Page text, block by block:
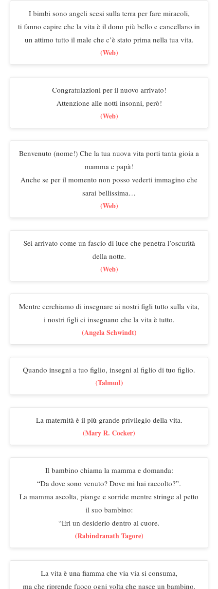
I bimbi sono angeli scesi sulla terra per fare miracoli,
ti fanno capire che la vita è il dono più bello e cancellano in
un attimo tutto il male che c’è stato prima nella tua vita.
(Web)
Congratulazioni per il nuovo arrivato!
Attenzione alle notti insonni, però!
(Web)
Benvenuto (nome!) Che la tua nuova vita porti tanta gioia a
mamma e papà!
Anche se per il momento non posso vederti immagino che
sarai bellissima…
(Web)
Sei arrivato come un fascio di luce che penetra l’oscurità
della notte.
(Web)
Mentre cerchiamo di insegnare ai nostri figli tutto sulla vita,
i nostri figli ci insegnano che la vita è tutto.
(Angela Schwindt)
Quando insegni a tuo figlio, insegni al figlio di tuo figlio.
(Talmud)
La maternità è il più grande privilegio della vita.
(Mary R. Cocker)
Il bambino chiama la mamma e domanda:
“Da dove sono venuto? Dove mi hai raccolto?”.
La mamma ascolta, piange e sorride mentre stringe al petto
il suo bambino:
“Eri un desiderio dentro al cuore.
(Rabindranath Tagore)
La vita è una fiamma che via via si consuma,
ma che riprende fuoco ogni volta che nasce un bambino.